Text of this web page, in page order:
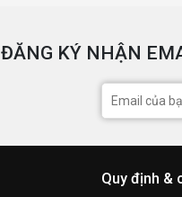
ĐĂNG KÝ NHẬN
Quy định &